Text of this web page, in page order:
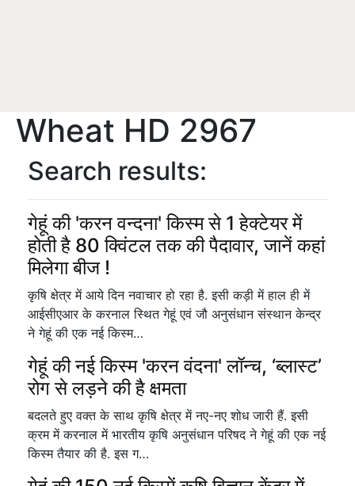
Wheat HD 2967
Search results:
गेहूं की 'करन वन्दना' किस्म से 1 हेक्टेयर में
होती है 80 क्विंटल तक की पैदावार, जानें कहां
मिलेगा बीज !
कृषि क्षेत्र में आये दिन नवाचार हो रहा है. इसी कड़ी में हाल ही में
आईसीएआर के करनाल स्थित गेहूं एवं जौ अनुसंधान संस्थान केन्द्र
ने गेहूं की एक नई किस्म…
गेहूं की नई किस्म 'करन वंदना' लॉन्च, ‘ब्लास्ट’
रोग से लड़ने की है क्षमता
बदलते हुए वक्त के साथ कृषि क्षेत्र में नए-नए शोध जारी हैं. इसी
क्रम में करनाल में भारतीय कृषि अनुसंधान परिषद ने गेहूं की एक नई
किस्म तैयार की है. इस ग…